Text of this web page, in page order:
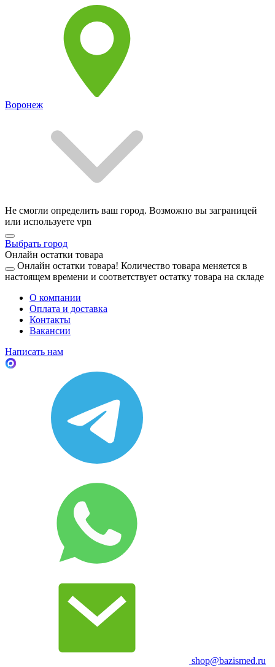
Воронеж
Не смогли определить ваш город. Возможно вы заграницей
или используете vpn
Выбрать город
Онлайн остатки товара
Онлайн остатки товара! Количество товара меняется в
настоящем времени и соответствует остатку товара на складе
О компании
Оплата и доставка
Контакты
Вакансии
Написать нам
shop@bazismed.ru